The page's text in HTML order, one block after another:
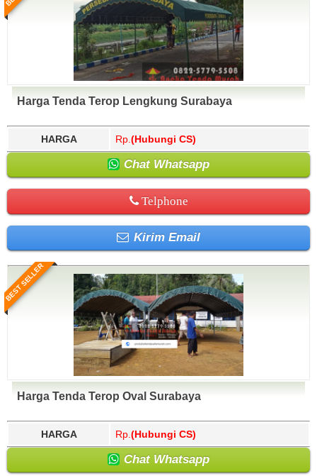
Harga Tenda Terop Lengkung Surabaya
HARGA Rp. (Hubungi CS)
Chat Whatsapp
Telphone
Kirim Email
BEST SELLER
Harga Tenda Terop Oval Surabaya
HARGA Rp. (Hubungi CS)
Chat Whatsapp